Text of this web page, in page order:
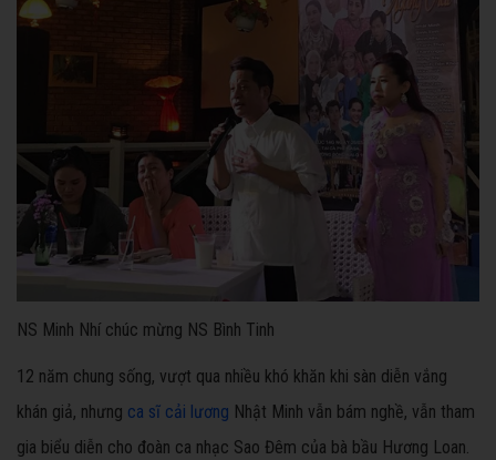
NS Minh Nhí chúc mừng NS Bình Tinh
12 năm chung sống, vượt qua nhiều khó khăn khi sàn diễn vắng
khán giả, nhưng ca sĩ cải lương Nhật Minh vẫn bám nghề, vẫn tham
gia biểu diễn cho đoàn ca nhạc Sao Đêm của bà bầu Hương Loan.